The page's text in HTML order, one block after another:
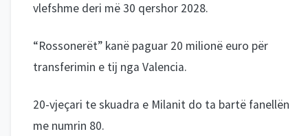
vlefshme deri më 30 qershor 2028.
“Rossonerët” kanë paguar 20 milionë euro për
transferimin e tij nga Valencia.
20-vjeçari te skuadra e Milanit do ta bartë fanellën
me numrin 80.